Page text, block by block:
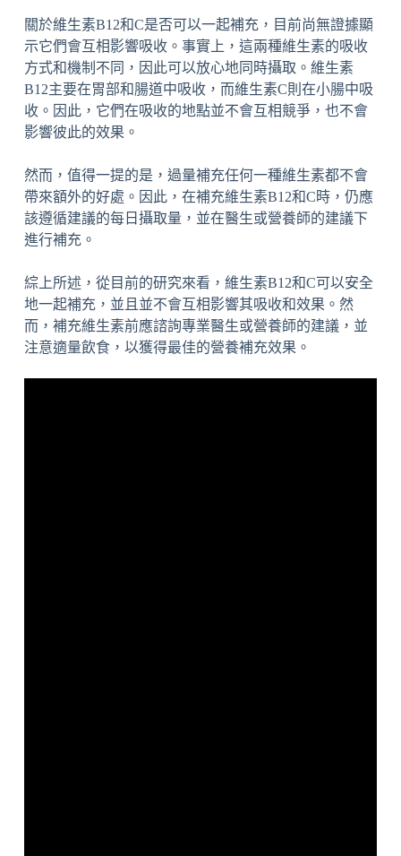
關於維生素B12和C是否可以一起補充，目前尚無證據顯
示它們會互相影響吸收。事實上，這兩種維生素的吸收
方式和機制不同，因此可以放心地同時攝取。維生素
B12主要在胃部和腸道中吸收，而維生素C則在小腸中吸
收。因此，它們在吸收的地點並不會互相競爭，也不會
影響彼此的效果。
然而，值得一提的是，過量補充任何一種維生素都不會
帶來額外的好處。因此，在補充維生素B12和C時，仍應
該遵循建議的每日攝取量，並在醫生或營養師的建議下
進行補充。
綜上所述，從目前的研究來看，維生素B12和C可以安全
地一起補充，並且並不會互相影響其吸收和效果。然
而，補充維生素前應諮詢專業醫生或營養師的建議，並
注意適量飲食，以獲得最佳的營養補充效果。